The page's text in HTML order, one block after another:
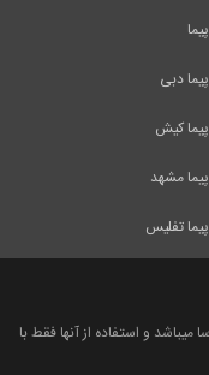
دبی
کیش
مشهد
تفلیس
و استفاده از آنها فقط با